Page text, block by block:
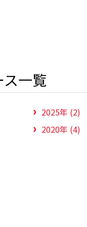
一覧
2025年 (2)
2020年 (4)